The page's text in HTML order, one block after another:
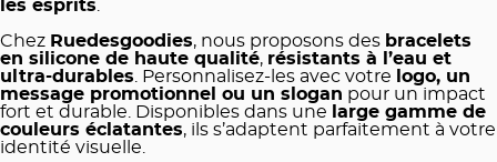
les esprits.
Chez Ruedesgoodies, nous proposons des bracelets
en silicone de haute qualité, résistants à l’eau et
ultra-durables. Personnalisez-les avec votre
logo, un
message promotionnel ou un slogan pour un impact
fort et durable. Disponibles dans une
large gamme de
couleurs éclatantes, ils s’adaptent parfaitement à votre
identité visuelle.